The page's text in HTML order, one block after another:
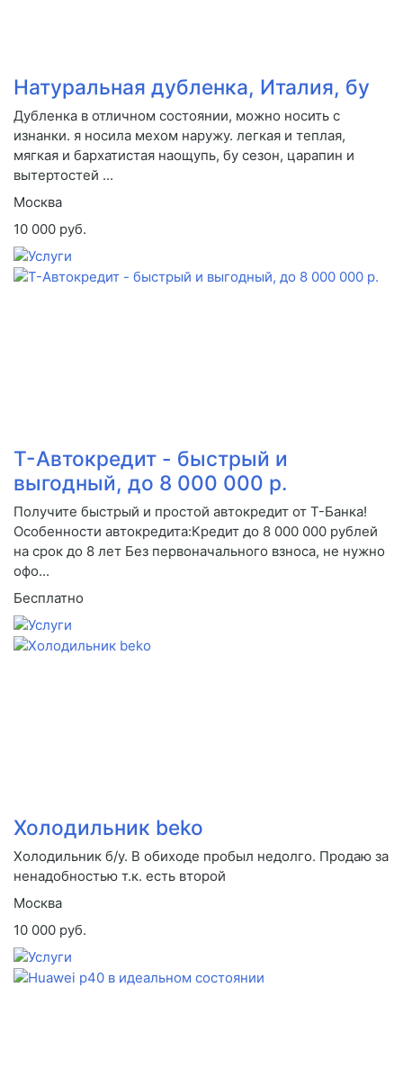
Натуральная дубленка, Италия, бу
Дубленка в отличном состоянии, можно носить с
изнанки. я носила мехом наружу. легкая и теплая,
мягкая и бархатистая наощупь, бу сезон, царапин и
вытертостей ...
Москва
10 000 руб.
Т-Автокредит - быстрый и
выгодный, до 8 000 000 р.
Получите быстрый и простой автокредит от Т-Банка!
Особенности автокредита:Кредит до 8 000 000 рублей
на срок до 8 лет Без первоначального взноса, не нужно
офо...
Бесплатно
Холодильник beko
Холодильник б/у. В обиходе пробыл недолго. Продаю за
ненадобностью т.к. есть второй
Москва
10 000 руб.